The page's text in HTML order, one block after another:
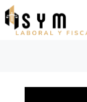
Saltar
al
contenido